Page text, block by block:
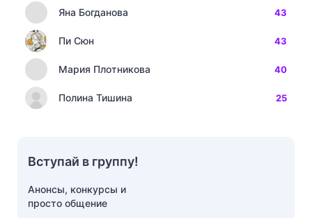
Яна Богданова 43
Пи Сюн 43
Мария Плотникова 40
Полина Тишина 25
Вступай в группу!
Анонсы, конкурсы и
просто общение